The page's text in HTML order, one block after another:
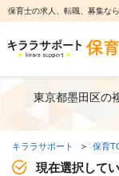
保育士の求人、転職、募集な
東京都墨田区の
キララサポート 保育
現在選択して